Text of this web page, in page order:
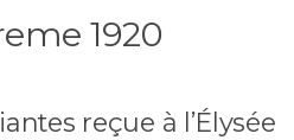
1920
reçue à l’Élysée